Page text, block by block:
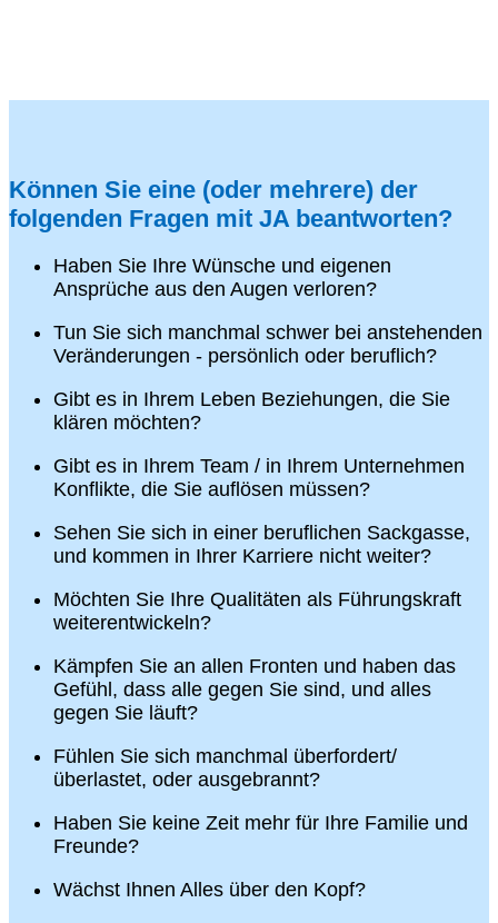
Können Sie eine (oder mehrere) der
folgenden Fragen mit JA beantworten?
Haben Sie Ihre Wünsche und eigenen
Ansprüche aus den Augen verloren?
Tun Sie sich manchmal schwer bei anstehenden
Veränderungen - persönlich oder beruflich?
Gibt es in Ihrem Leben Beziehungen, die Sie
klären möchten?
Gibt es in Ihrem Team / in Ihrem Unternehmen
Konflikte, die Sie auflösen müssen?
Sehen Sie sich in einer beruflichen Sackgasse,
und kommen in Ihrer Karriere nicht weiter?
Möchten Sie Ihre Qualitäten als Führungskraft
weiterentwickeln?
Kämpfen Sie an allen Fronten und haben das
Gefühl, dass alle gegen Sie sind, und alles
gegen Sie läuft?
Fühlen Sie sich manchmal überfordert/
überlastet, oder ausgebrannt?
Haben Sie keine Zeit mehr für Ihre Familie und
Freunde?
Wächst Ihnen Alles über den Kopf?